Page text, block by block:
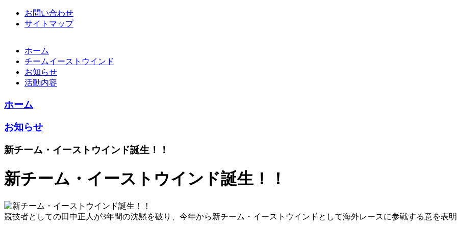
お問い合わせ
サイトマップ
ホーム
チームイーストウインド
お知らせ
活動内容
ホーム
お知らせ
新チーム・イーストウインド誕生！！
新チーム・イーストウインド誕生！！
競技者としての田中正人が3年間の沈黙を破り、今年から新チーム・イーストウインドとして海外レースに参戦する意を表